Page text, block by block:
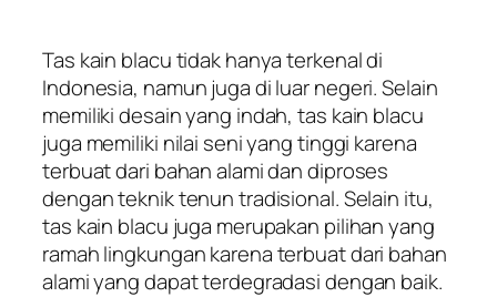
Tas kain blacu tidak hanya terkenal di
Indonesia, namun juga di luar negeri. Selain
memiliki desain yang indah, tas kain blacu
juga memiliki nilai seni yang tinggi karena
terbuat dari bahan alami dan diproses
dengan teknik tenun tradisional. Selain itu,
tas kain blacu juga merupakan pilihan yang
ramah lingkungan karena terbuat dari bahan
alami yang dapat terdegradasi dengan baik.